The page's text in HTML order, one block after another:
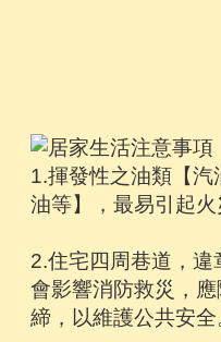
1.揮發性之油類【汽
油等】，最易引起火
2.住宅四周巷道，
會影響消防救災，
締，以維護公共安全